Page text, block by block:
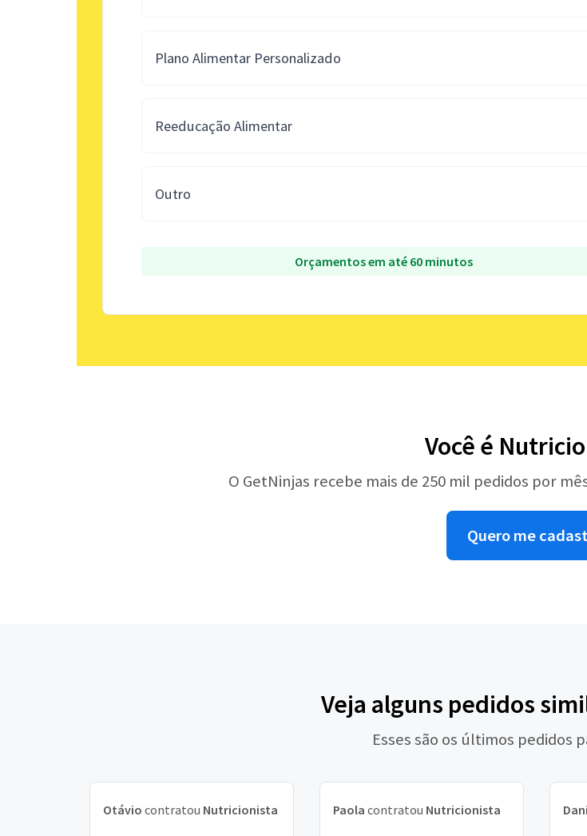
Plano Alimentar Personalizado
Reeducação Alimentar
Outro
Orçamentos em até 60 minutos
Você é
O GetNinjas recebe mais de 250 mil pedidos por
Quero me
Veja alguns pedidos
Esses são os últimos pedidos
Otávio contratou Nutricionista Paola contratou Nutricionista